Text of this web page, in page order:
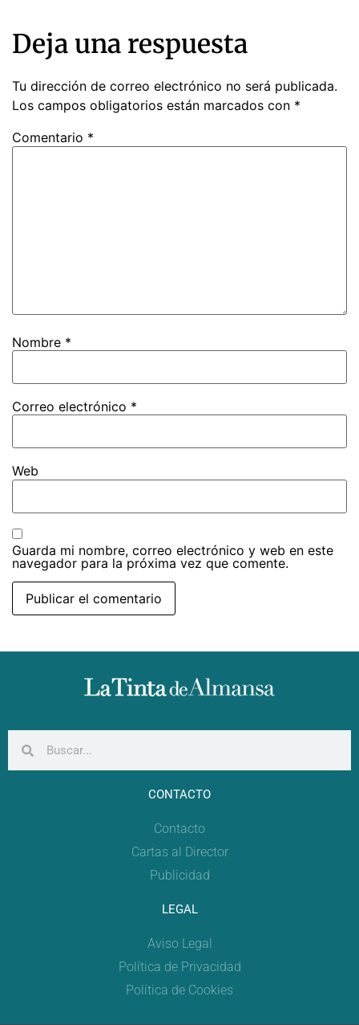
Deja una respuesta
Tu dirección de correo electrónico no será publicada.
Los campos obligatorios están marcados con *
Comentario *
Nombre *
Correo electrónico *
Web
Guarda mi nombre, correo electrónico y web en este
navegador para la próxima vez que comente.
CONTACTO
Contacto
Cartas al Director
Publicidad
LEGAL
Aviso Legal
Política de Privacidad
Política de Cookies